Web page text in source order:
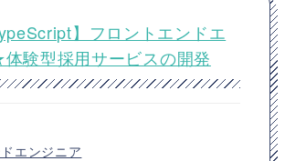
】フロントエンドエ
験型採用サービスの開発
エンジニア